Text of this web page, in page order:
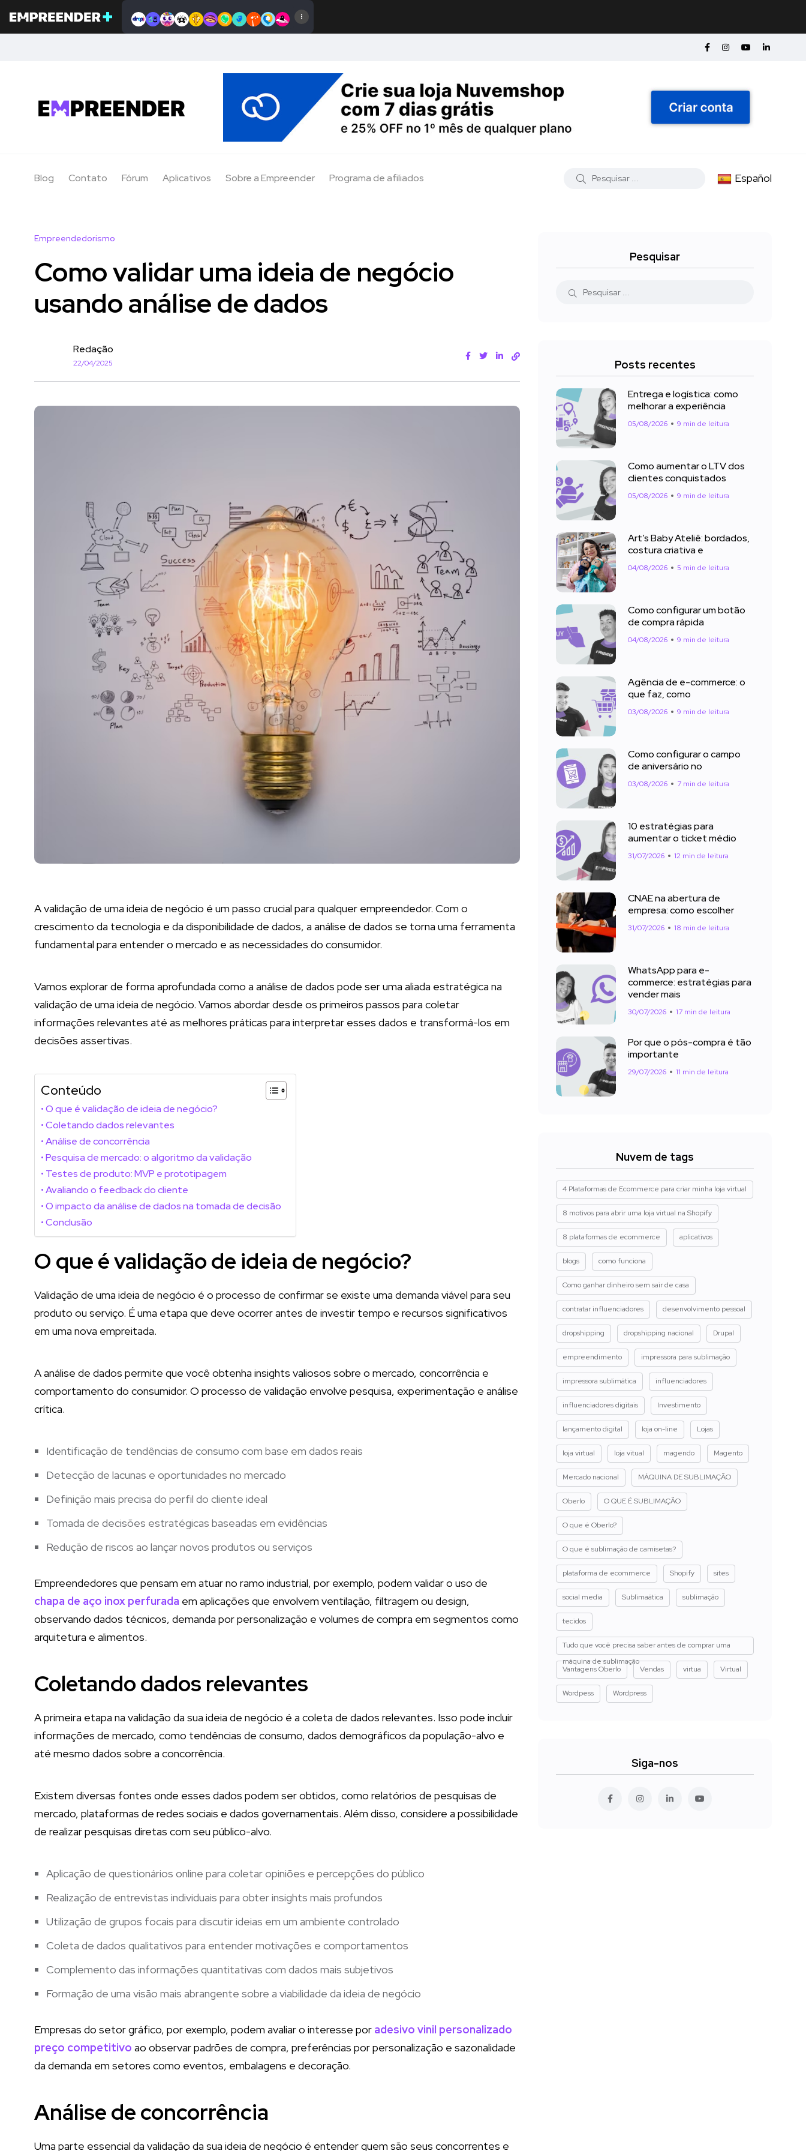
Blog Contato Fórum Aplicativos Sobre a Empreender Programa de afiliados Español
Empreendedorismo
Como validar uma ideia de negócio
usando análise de dados
Redação
22/04/2025
A validação de uma ideia de negócio é um passo crucial para qualquer empreendedor. Com o
crescimento da tecnologia e da disponibilidade de dados, a análise de dados se torna uma ferramenta
fundamental para entender o mercado e as necessidades do consumidor.
Vamos explorar de forma aprofundada como a análise de dados pode ser uma aliada estratégica na
validação de uma ideia de negócio. Vamos abordar desde os primeiros passos para coletar
informações relevantes até as melhores práticas para interpretar esses dados e transformá-los em
decisões assertivas.
Conteúdo
O que é validação de ideia de negócio?
Coletando dados relevantes
Análise de concorrência
Pesquisa de mercado: o algoritmo da validação
Testes de produto: MVP e prototipagem
Avaliando o feedback do cliente
O impacto da análise de dados na tomada de decisão
Conclusão
O que é validação de ideia de negócio?
Validação de uma ideia de negócio é o processo de confirmar se existe uma demanda viável para seu
produto ou serviço. É uma etapa que deve ocorrer antes de investir tempo e recursos significativos
em uma nova empreitada.
A análise de dados permite que você obtenha insights valiosos sobre o mercado, concorrência e
comportamento do consumidor. O processo de validação envolve pesquisa, experimentação e análise
crítica.
Identificação de tendências de consumo com base em dados reais
Detecção de lacunas e oportunidades no mercado
Definição mais precisa do perfil do cliente ideal
Tomada de decisões estratégicas baseadas em evidências
Redução de riscos ao lançar novos produtos ou serviços
Empreendedores que pensam em atuar no ramo industrial, por exemplo, podem validar o uso de
chapa de aço inox perfurada em aplicações que envolvem ventilação, filtragem ou design,
observando dados técnicos, demanda por personalização e volumes de compra em segmentos como
arquitetura e alimentos.
Coletando dados relevantes
A primeira etapa na validação da sua ideia de negócio é a coleta de dados relevantes. Isso pode incluir
informações de mercado, como tendências de consumo, dados demográficos da população-alvo e
até mesmo dados sobre a concorrência.
Existem diversas fontes onde esses dados podem ser obtidos, como relatórios de pesquisas de
mercado, plataformas de redes sociais e dados governamentais. Além disso, considere a possibilidade
de realizar pesquisas diretas com seu público-alvo.
Aplicação de questionários online para coletar opiniões e percepções do público
Realização de entrevistas individuais para obter insights mais profundos
Utilização de grupos focais para discutir ideias em um ambiente controlado
Coleta de dados qualitativos para entender motivações e comportamentos
Complemento das informações quantitativas com dados mais subjetivos
Formação de uma visão mais abrangente sobre a viabilidade da ideia de negócio
Empresas do setor gráfico, por exemplo, podem avaliar o interesse por adesivo vinil personalizado
preço competitivo ao observar padrões de compra, preferências por personalização e sazonalidade
da demanda em setores como eventos, embalagens e decoração.
Análise de concorrência
Uma parte essencial da validação da sua ideia de negócio é entender quem são seus concorrentes e
Pesquisar
Posts recentes
Entrega e logística: como
melhorar a experiência
05/08/2026 9 min de leitura
Como aumentar o LTV dos
clientes conquistados
05/08/2026 9 min de leitura
Art’s Baby Ateliê: bordados,
costura criativa e
04/08/2026 5 min de leitura
Como configurar um botão
de compra rápida
04/08/2026 9 min de leitura
Agência de e-commerce: o
que faz, como
03/08/2026 9 min de leitura
Como configurar o campo
de aniversário no
03/08/2026 7 min de leitura
10 estratégias para
aumentar o ticket médio
31/07/2026 12 min de leitura
CNAE na abertura de
empresa: como escolher
31/07/2026 18 min de leitura
WhatsApp para e-
commerce: estratégias para
vender mais
30/07/2026 17 min de leitura
Por que o pós-compra é tão
importante
29/07/2026 11 min de leitura
Nuvem de tags
4 Plataformas de Ecommerce para criar minha loja virtual
8 motivos para abrir uma loja virtual na Shopify
8 plataformas de ecommerce aplicativos
blogs como funciona
Como ganhar dinheiro sem sair de casa
contratar influenciadores desenvolvimento pessoal
dropshipping dropshipping nacional Drupal
empreendimento impressora para sublimação
impressora sublimática influenciadores
influenciadores digitais Investimento
lançamento digital loja on-line Lojas
loja virtual loja vitual magendo Magento
Mercado nacional MÁQUINA DE SUBLIMAÇÃO
Oberlo O QUE É SUBLIMAÇÃO
O que é Oberlo?
O que é sublimação de camisetas?
plataforma de ecommerce Shopify sites
social media Sublimaática sublimação
tecidos
Tudo que você precisa saber antes de comprar uma
máquina de sublimação
Vantagens Oberlo
Vendas virtua Virtual
Wordpess Wordpress
Siga-nos